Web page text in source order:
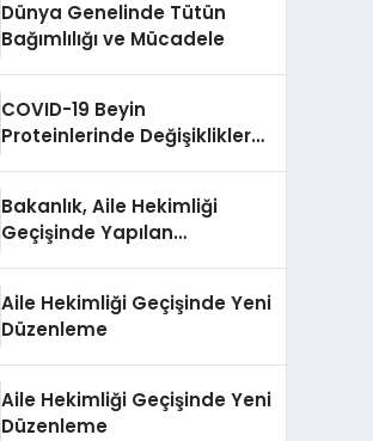
Dünya Genelinde Tütün
Bağımlılığı ve Mücadele
COVID-19 Beyin
Proteinlerinde Değişikliklere
Bakanlık, Aile Hekimliği
Geçişinde Yapılan
Aile Hekimliği Geçişinde Yeni
Düzenleme
Aile Hekimliği Geçişinde Yeni
Düzenleme